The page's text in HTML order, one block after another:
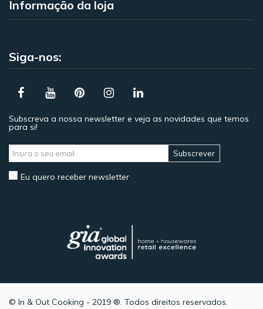
Informação da loja
Siga-nos:
Subscreva a nossa newsletter e veja as novidades que temos
para si!
Subscrever
Eu quero receber newsletter
© In & Out Cooking - 2019 ®. Todos direitos reservados.